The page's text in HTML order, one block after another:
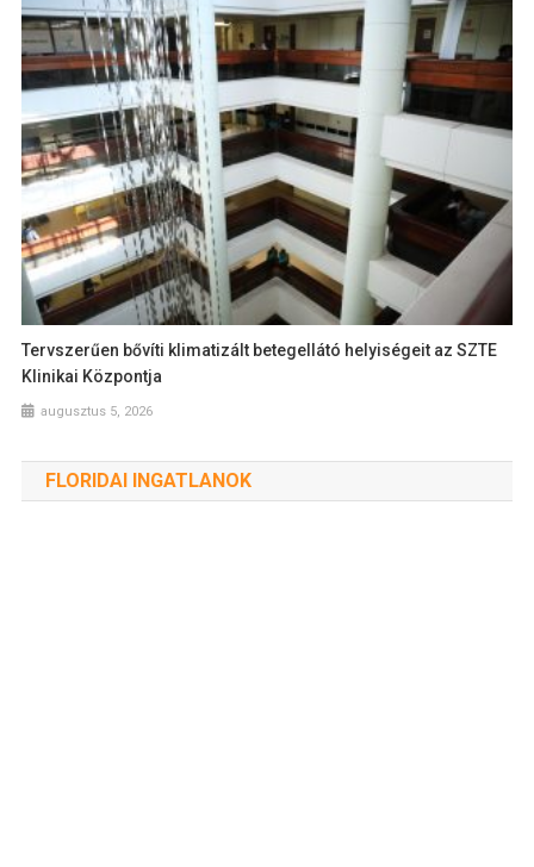
Tervszerűen bővíti klimatizált betegellátó helyiségeit az SZTE
Klinikai Központja
augusztus 5, 2026
FLORIDAI INGATLANOK